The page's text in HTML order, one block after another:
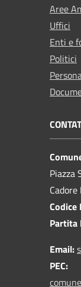
Aree
Uffici
Enti e
Politici
Piazza
Cadore
Codice
Partita
Email:
PEC: